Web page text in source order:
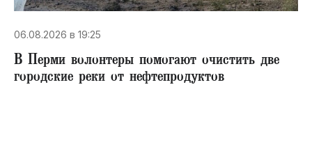
06.08.2026 в 19:25
В Перми волонтеры помогают очистить две
городские реки от нефтепродуктов